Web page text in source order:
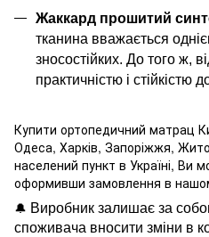
Жаккард прошитий
тканина вважається
зносостійких. До того ж,
практичністю і стійкістю
Купити ортопедичний матрац
Одеса, Харків, Запоріжжя,
населений пункт в Україні, Ви
оформивши замовлення в
🔔 Виробник залишає за
споживача вносити зміни в